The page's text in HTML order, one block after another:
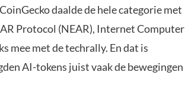
daalde de hele categorie met
Protocol (NEAR), Internet Computer
mee met de techrally. En dat is
AI-tokens juist vaak de bewegingen